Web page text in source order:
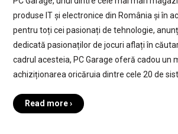
produse IT și electronice din România și în
pentru toți cei pasionați de tehnologie,
dedicată pasionaților de jocuri aflați în
cadrul acesteia, PC Garage oferă cadou un
achiziționarea oricăruia dintre cele 20 de
Read more ›